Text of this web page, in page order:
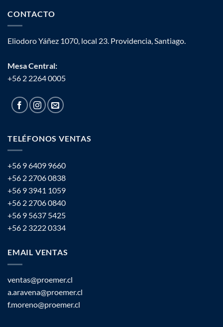
CONTACTO
Eliodoro Yáñez 1070, local 23. Providencia, Santiago.
Mesa Central:
+56 2 2264 0005
TELÉFONOS VENTAS
+56 9 6409 9660
+56 2 2706 0838
+56 9 3941 1059
+56 2 2706 0840
+56 9 5637 5425
+56 2 3222 0334
EMAIL VENTAS
ventas@proemer.cl
a.aravena@proemer.cl
f.moreno@proemer.cl